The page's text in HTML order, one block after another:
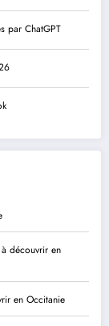
par ChatGPT
découvrir en
en Occitanie